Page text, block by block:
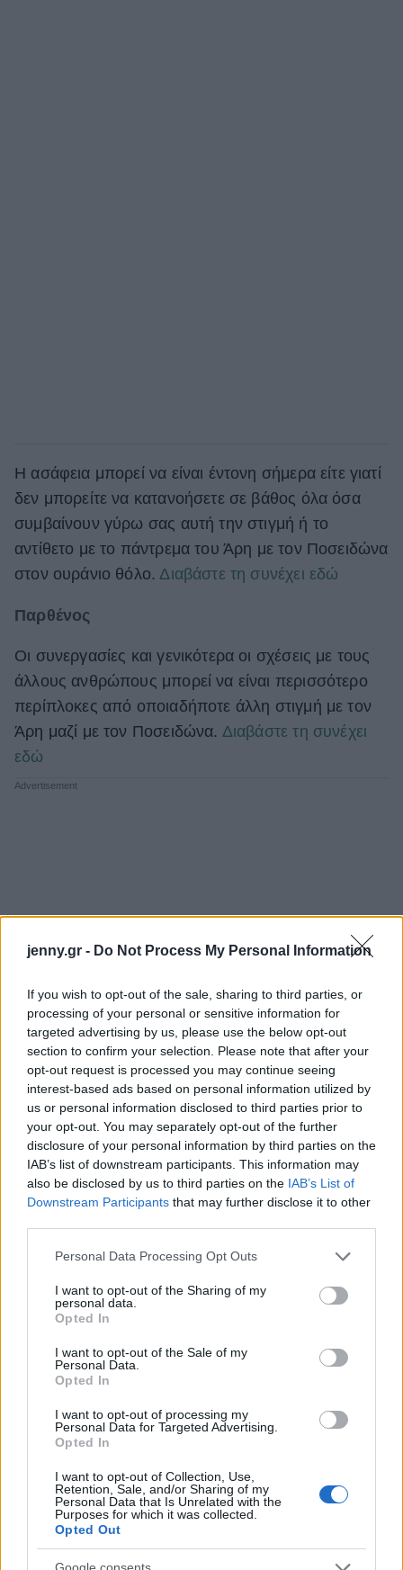
jenny.gr - Do Not Process My Personal Information
If you wish to opt-out of the sale, sharing to third parties, or
processing of your personal or sensitive information for
targeted advertising by us, please use the below opt-out
section to confirm your selection. Please note that after your
opt-out request is processed you may continue seeing
interest-based ads based on personal information utilized by
us or personal information disclosed to third parties prior to
your opt-out. You may separately opt-out of the further
disclosure of your personal information by third parties on the
IAB’s list of downstream participants. This information may
also be disclosed by us to third parties on the IAB’s List of
Downstream Participants that may further disclose it to other
Please note that this website/app uses one or more Google
not limited to your visit or usage behaviour. You may click to
grant or deny consent to Google and its third-party tags to
use your data for below specified purposes in below Google
consent section.
Personal Data Processing Opt Outs
I want to opt-out of the Sharing of my
personal data.
Opted In
I want to opt-out of the Sale of my
Personal Data.
Opted In
I want to opt-out of processing my
Personal Data for Targeted Advertising.
Opted In
I want to opt-out of Collection, Use,
Retention, Sale, and/or Sharing of my
Personal Data that Is Unrelated with the
Purposes for which it was collected.
Opted Out
Η ασάφεια μπορεί να είναι έντονη σήμερα είτε γιατί
δεν μπορείτε να κατανοήσετε σε βάθος όλα όσα
συμβαίνουν γύρω σας αυτή την στιγμή ή το
αντίθετο με το πάντρεμα του Άρη με τον Ποσειδώνα
στον ουράνιο θόλο. Διαβάστε τη συνέχει εδώ
Παρθένος
Οι συνεργασίες και γενικότερα οι σχέσεις με τους
άλλους ανθρώπους μπορεί να είναι περισσότερο
περίπλοκες από οποιαδήποτε άλλη στιγμή με τον
Άρη μαζί με τον Ποσειδώνα. Διαβάστε τη συνέχει
εδώ
Ζυγός